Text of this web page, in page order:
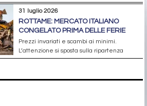
31 luglio 2026
ROTTAME: MERCATO ITALIANO
CONGELATO PRIMA DELLE FERIE
Prezzi invariati e scambi ai minimi.
L’attenzione si sposta sulla ripartenza